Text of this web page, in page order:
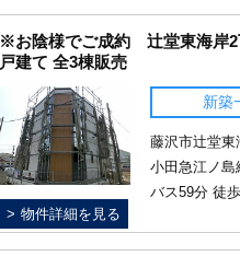
※お陰様でご成約 辻堂東海岸2
戸建て 全3棟販売
物件詳細を見る
新築
藤沢市辻堂東
小田急江ノ島
バス59分 徒